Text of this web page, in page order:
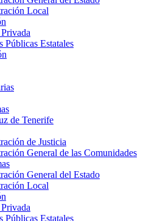
Local
Públicas Estatales
de Tenerife
de Justicia
General de las Comunidades
General del Estado
Local
Públicas Estatales